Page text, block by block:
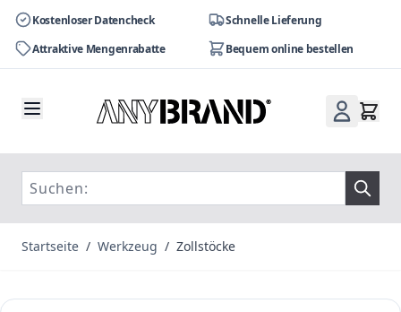
Kostenloser Datencheck
Schnelle Lieferung
Attraktive Mengenrabatte
Bequem online bestellen
Startseite / Werkzeug / Zollstöcke